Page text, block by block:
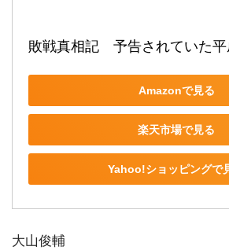
敗戦真相記　予告されていた
Amazonで見る
楽天市場で見る
Yahoo!ショッピングで
大山俊輔